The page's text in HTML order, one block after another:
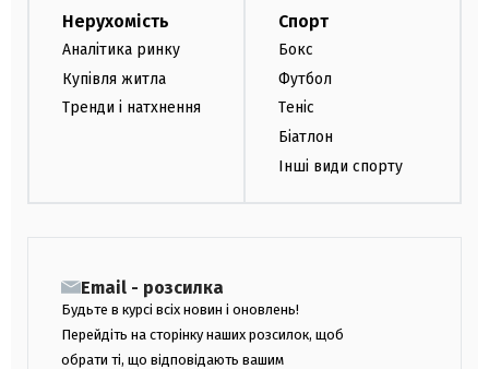
Нерухомість
Аналітика ринку
Купівля житла
Тренди і натхнення
Спорт
Бокс
Футбол
Теніс
Біатлон
Інші види спорту
Email - розсилка
Будьте в курсі всіх новин і оновлень!
Перейдіть на сторінку наших розсилок, щоб
обрати ті, що відповідають вашим